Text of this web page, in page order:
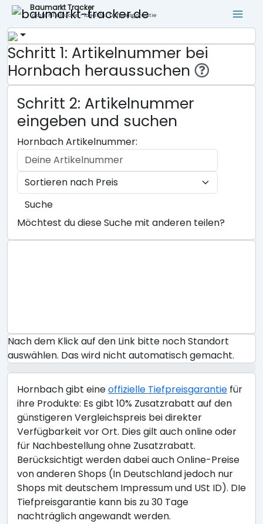
Baumarkt Tracker
Lokale Filialsuche - ideal für Tiefpreisgarantie
Schritt 1: Artikelnummer bei
Hornbach heraussuchen
Schritt 2: Artikelnummer
eingeben und suchen
Hornbach Artikelnummer:
Suche
Möchtest du diese Suche mit anderen teilen?
Nach dem Klick auf den Link bitte noch Standort
auswählen. Das wird nicht automatisch gemacht.
Hornbach gibt eineoffizielle Tiefpreisgarantie für
ihre Produkte: Es gibt 10% Zusatzrabatt auf den
günstigeren Vergleichspreis bei direkter
Verfügbarkeit vor Ort. Dies gilt auch online oder
für Nachbestellung ohne Zusatzrabatt.
Berücksichtigt werden dabei auch Online-Preise
von anderen Shops (In Deutschland jedoch nur
Shops mit deutschem Impressum und USt ID). DIe
Tiefpreisgarantie kann bis zu 30 Tage
nachträglich angewandt werden.